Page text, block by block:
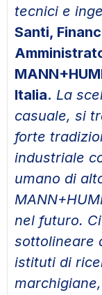
tecnici e
Santi,
Italia. La
casuale, si
forte
industriale
umano di
nel futuro.
sottolineare
istituti di